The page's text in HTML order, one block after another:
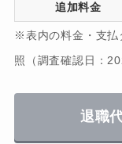
追加料金
※表内の料金・支払
照（調査確認日：
退職